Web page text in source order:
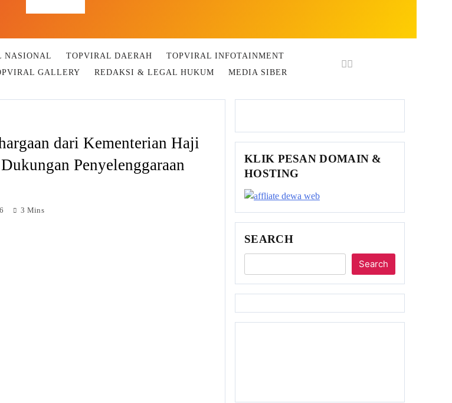
NASIONAL TOPVIRAL DAERAH
TOPVIRAL INFOTAINMENT
GALLERY REDAKSI & LEGAL HUKUM MEDIA SIBER
dari Kementerian Haji
Penyelenggaraan
3 Mins
KLIK PESAN DOMAIN &
HOSTING
SEARCH
Search